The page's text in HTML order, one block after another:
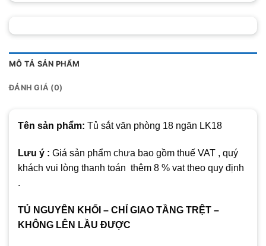
MÔ TẢ SẢN PHẨM
ĐÁNH GIÁ (0)
Tên sản phẩm: Tủ sắt văn phòng 18 ngăn LK18
Lưu ý : Giá sản phẩm chưa bao gồm thuế VAT , quý
khách vui lòng thanh toán thêm 8 % vat theo quy định
.
TỦ NGUYÊN KHỐI – CHỈ GIAO TẦNG TRỆT –
KHÔNG LÊN LẦU ĐƯỢC